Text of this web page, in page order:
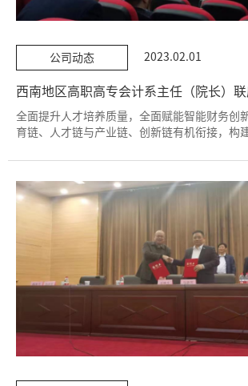
公司动态 2023.02.01
全面提升人才培养质量，全面赋能智能财务创
育链、人才链与产业链、创新链有机衔接，构